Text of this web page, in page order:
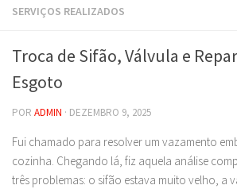
SERVIÇOS REALIZADOS
Troca de Sifão, Válvula e
Esgoto
POR ADMIN · DEZEMBRO 9, 2025
Fui chamado para resolver um vazamento
cozinha. Chegando lá, fiz aquela análise
três problemas: o sifão estava muito velho, a